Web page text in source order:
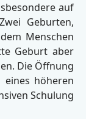
auf
Geburten,
Menschen
Geburt aber
Die Öffnung
eines höheren
Schulung